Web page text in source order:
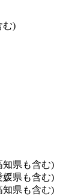
む)
知県も含む)
媛県も含む)
知県も含む)